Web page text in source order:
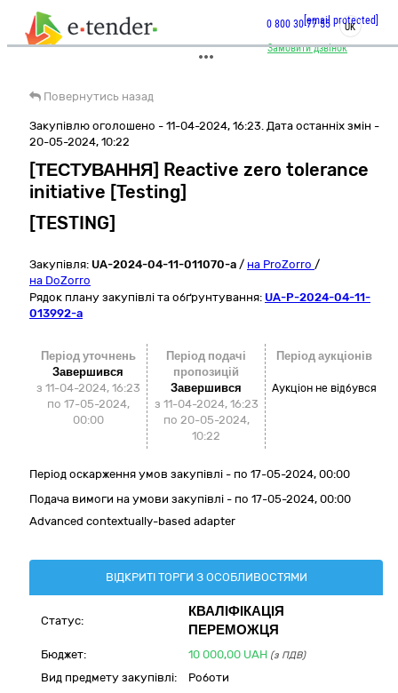
Замовити дзвінок
0 800 30 77 55[email protected]
UK
Повернутись назад
Закупівлю оголошено - 11-04-2024, 16:23. Дата останніх змін -
20-05-2024, 10:22
[ТЕСТУВАННЯ] Reactive zero tolerance
initiative [Testing]
[TESTING]
Закупівля: UA-2024-04-11-011070-a / на ProZorro /
на DoZorro
Рядок плану закупівлі та обґрунтування: UA-P-2024-04-11-
013992-a
Період уточнень
Завершився
з 11-04-2024, 16:23
по 17-05-2024,
00:00
Період подачі
пропозицій
Завершився
з 11-04-2024, 16:23
по 20-05-2024,
10:22
Період аукціонів
Аукціон не відбувся
Період оскарження умов закупівлі - по 17-05-2024, 00:00
Подача вимоги на умови закупівлі - по 17-05-2024, 00:00
Advanced contextually-based adapter
ВІДКРИТІ ТОРГИ З ОСОБЛИВОСТЯМИ
Статус:
КВАЛІФІКАЦІЯ
ПЕРЕМОЖЦЯ
Бюджет: 10 000,00 UAH (з ПДВ)
Вид предмету закупівлі:
Роботи